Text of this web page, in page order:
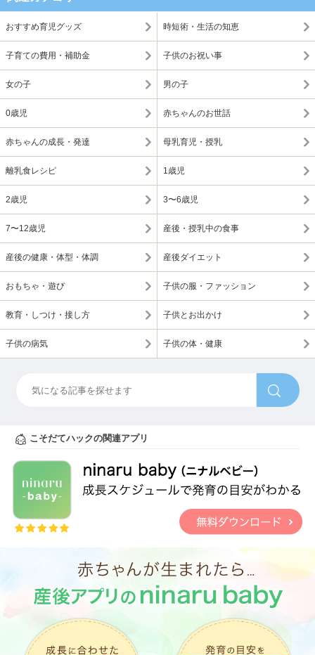
おすすめ育児グッズ 時短術・生活の知恵
子育ての費用・補助金 子供のお祝い事
女の子 男の子
0歳児 赤ちゃんのお世話
赤ちゃんの成長・発達 母乳育児・授乳
離乳食レシピ 1歳児
2歳児 3〜6歳児
7〜12歳児 産後・授乳中の食事
産後の健康・体型・体調 産後ダイエット
おもちゃ・遊び 子供の服・ファッション
教育・しつけ・接し方 子供とお出かけ
子供の病気 子供の体・健康
こそだてハックの関連アプリ